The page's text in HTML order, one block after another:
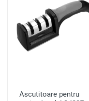
Ascutitoare pentru